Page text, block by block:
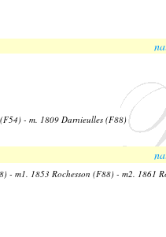
- m. 1809 Darnieulles (F88)
- m1. 1853 Rochesson (F88) - m2. 1861